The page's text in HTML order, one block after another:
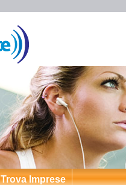
Trova Imprese